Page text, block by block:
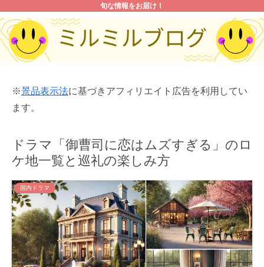
旬な情報をお届け！
※景品表示法に基づきアフィリエイト広告を利用してい
ます。
ドラマ「御曹司に恋はムズすぎる」のロ
ケ地一覧と巡礼の楽しみ方
国内ドラマ